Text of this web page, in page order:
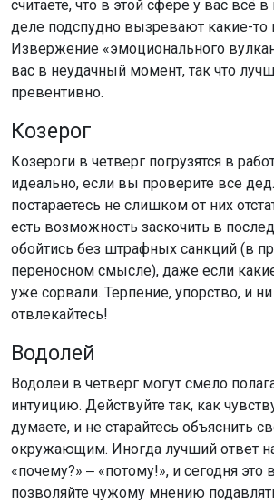
считаете, что в этой сфере у вас всё
деле подспудно вызревают какие-
Извержение «эмоционального
вас в неудачный момент, так что
превентивно.
Козерог
Козероги в четверг погрузятся в
идеально, если вы проверите все
постараетесь не слишком от них
есть возможность заскочить в
обойтись без штрафных санкций (в
переносном смысле), даже если
уже сорвали. Терпение, упорство, и
отвлекайтесь!
Водолей
Водолеи в четверг могут смело
интуицию. Действуйте так, как
думаете, и не старайтесь объяснить
окружающим. Иногда лучший ответ
«почему?» ‒ «потому!», и сегодня это
позволяйте чужому мнению